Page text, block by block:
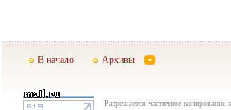
В начало Архивы
Разрешается частичное